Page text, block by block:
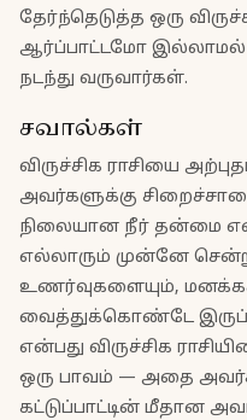
தேர்ந்தெடுத்த ஒரு
ஆர்ப்பாட்டமோ இல்லாமல்
நடந்து வருவார்கள்.
சவால்கள்
விருச்சிக ராசியை
அவர்களுக்கு
நிலையான நீர் தன்மை
எல்லாரும் முன்னே
உணர்வுகளையும்,
வைத்துக்கொண்டே
என்பது விருச்சிக
ஒரு பாவம் — அதை
கட்டுப்பாட்டின் மீதான